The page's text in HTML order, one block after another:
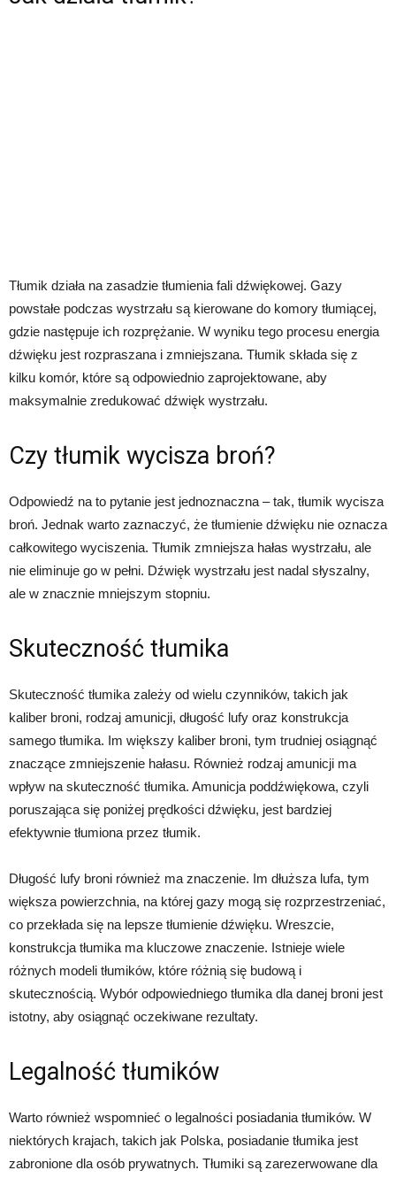
Tłumik działa na zasadzie tłumienia fali dźwiękowej. Gazy
powstałe podczas wystrzału są kierowane do komory tłumiącej,
gdzie następuje ich rozprężanie. W wyniku tego procesu energia
dźwięku jest rozpraszana i zmniejszana. Tłumik składa się z
kilku komór, które są odpowiednio zaprojektowane, aby
maksymalnie zredukować dźwięk wystrzału.
Czy tłumik wycisza broń?
Odpowiedź na to pytanie jest jednoznaczna – tak, tłumik wycisza
broń. Jednak warto zaznaczyć, że tłumienie dźwięku nie oznacza
całkowitego wyciszenia. Tłumik zmniejsza hałas wystrzału, ale
nie eliminuje go w pełni. Dźwięk wystrzału jest nadal słyszalny,
ale w znacznie mniejszym stopniu.
Skuteczność tłumika
Skuteczność tłumika zależy od wielu czynników, takich jak
kaliber broni, rodzaj amunicji, długość lufy oraz konstrukcja
samego tłumika. Im większy kaliber broni, tym trudniej osiągnąć
znaczące zmniejszenie hałasu. Również rodzaj amunicji ma
wpływ na skuteczność tłumika. Amunicja poddźwiękowa, czyli
poruszająca się poniżej prędkości dźwięku, jest bardziej
efektywnie tłumiona przez tłumik.
Długość lufy broni również ma znaczenie. Im dłuższa lufa, tym
większa powierzchnia, na której gazy mogą się rozprzestrzeniać,
co przekłada się na lepsze tłumienie dźwięku. Wreszcie,
konstrukcja tłumika ma kluczowe znaczenie. Istnieje wiele
różnych modeli tłumików, które różnią się budową i
skutecznością. Wybór odpowiedniego tłumika dla danej broni jest
istotny, aby osiągnąć oczekiwane rezultaty.
Legalność tłumików
Warto również wspomnieć o legalności posiadania tłumików. W
niektórych krajach, takich jak Polska, posiadanie tłumika jest
zabronione dla osób prywatnych. Tłumiki są zarezerwowane dla